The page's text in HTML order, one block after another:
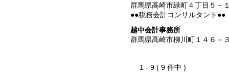
群馬県高崎市緑町４丁目５－
●●税務会計コンサルタント●●
越中会計事務所
群馬県高崎市柳川町１４６－
1 - 9 ( 9 件中 )